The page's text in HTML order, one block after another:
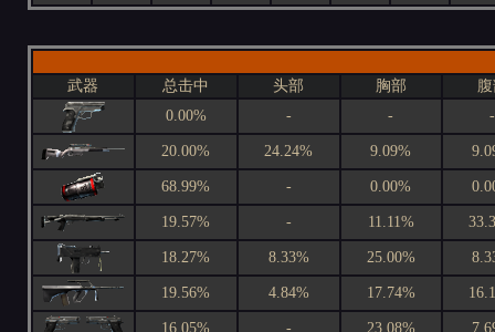
武器 总击中 头部 胸部
0.00%
- - -
20.00% 24.24% 9.09%
68.99% - 0.00%
19.57% - 11.11%
18.27% 8.33% 25.00%
19.56% 4.84% 17.74%
16.05% - 23.08%